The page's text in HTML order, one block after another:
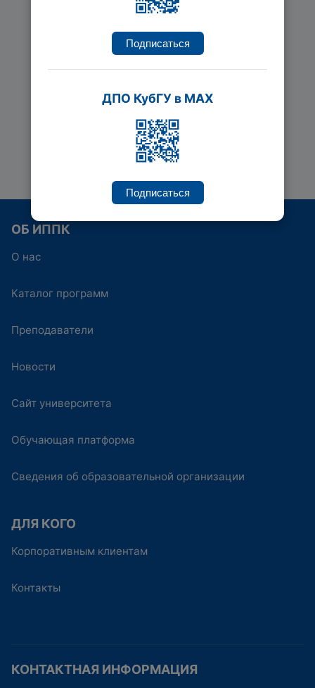
Личный бренд
предпринимателя
Подробнее
ОБ ИППК
О нас
Каталог программ
Преподаватели
Новости
Сайт университета
Обучающая платформа
Сведения об образовательной организации
ДЛЯ КОГО
Корпоративным клиентам
Контакты
КОНТАКТНАЯ ИНФОРМАЦИЯ
Подписаться
ДПО КубГУ в MAX
Подписаться